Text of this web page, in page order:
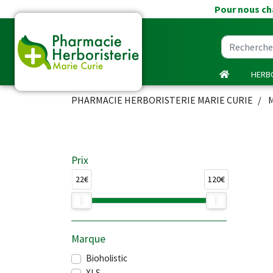
Pour nous
PHARMACIE HERBORISTERIE MARIE CURIE
Prix
22€ 120€
Marque
Bioholistic